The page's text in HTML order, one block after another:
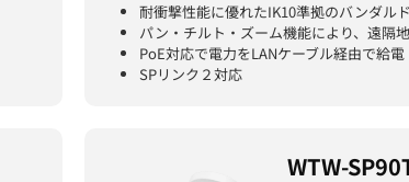
耐衝撃性能に優れたIK10準拠のバンダル
パン・チルト・ズーム機能により、遠隔
PoE対応で電力をLANケーブル経由で給電
SPリンク２対応
WTW-